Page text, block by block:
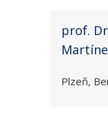
prof.
Plzeň,